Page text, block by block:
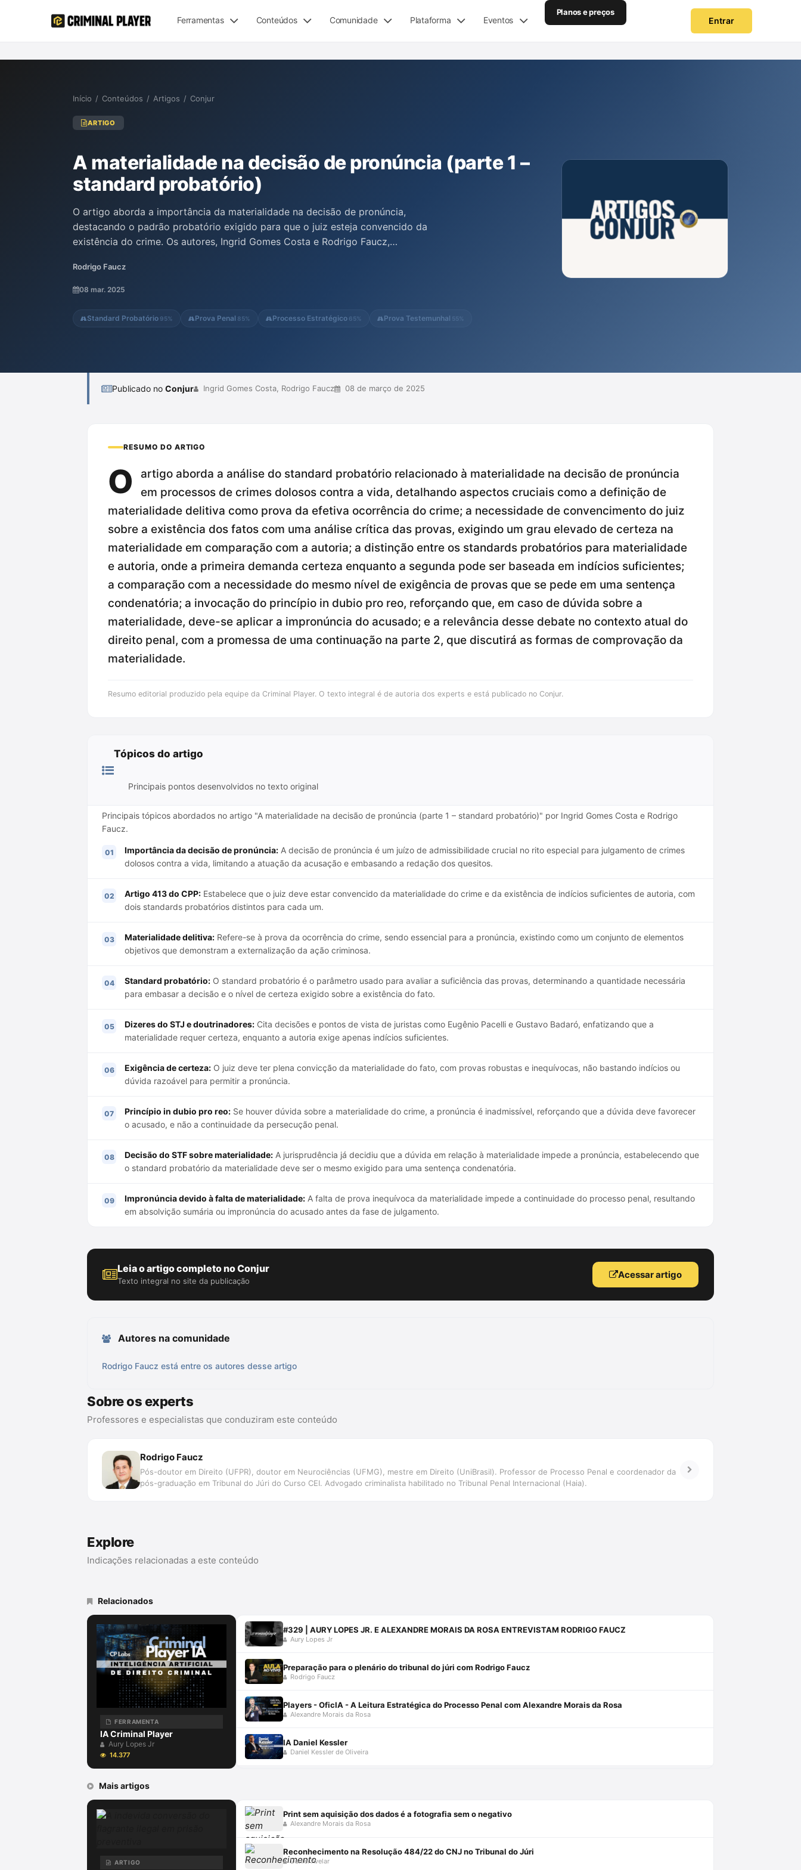
Ferramentas Conteúdos Comunidade Plataforma Eventos
Planos e preços
Entrar
Início / Conteúdos / Artigos / Conjur
ARTIGO
A materialidade na decisão de pronúncia (parte 1 –
standard probatório)
O artigo aborda a importância da materialidade na decisão de pronúncia,
destacando o padrão probatório exigido para que o juiz esteja convencido da
existência do crime. Os autores, Ingrid Gomes Costa e Rodrigo Faucz,
autoria, enfatizando que a certeza sobre a materialidade é imprescindível,
enquanto a autoria pode ser comprovada por indícios. A análise crítica das
Rodrigo Faucz
08 mar. 2025
Standard Probatório 95% Prova Penal 85% Processo Estratégico 65% Prova Testemunhal 55%
Publicado no Conjur Ingrid Gomes Costa, Rodrigo Faucz 08 de março de 2025
RESUMO DO ARTIGO
O
artigo aborda a análise do standard probatório relacionado à materialidade na decisão de pronúncia
em processos de crimes dolosos contra a vida, detalhando aspectos cruciais como a definição de
materialidade delitiva como prova da efetiva ocorrência do crime; a necessidade de convencimento do juiz
sobre a existência dos fatos com uma análise crítica das provas, exigindo um grau elevado de certeza na
materialidade em comparação com a autoria; a distinção entre os standards probatórios para materialidade
e autoria, onde a primeira demanda certeza enquanto a segunda pode ser baseada em indícios suficientes;
a comparação com a necessidade do mesmo nível de exigência de provas que se pede em uma sentença
condenatória; a invocação do princípio in dubio pro reo, reforçando que, em caso de dúvida sobre a
materialidade, deve-se aplicar a impronúncia do acusado; e a relevância desse debate no contexto atual do
direito penal, com a promessa de uma continuação na parte 2, que discutirá as formas de comprovação da
materialidade.
Resumo editorial produzido pela equipe da Criminal Player. O texto integral é de autoria dos experts e está publicado no Conjur.
Tópicos do artigo
Principais pontos desenvolvidos no texto original
Principais tópicos abordados no artigo "A materialidade na decisão de pronúncia (parte 1 – standard probatório)" por Ingrid Gomes Costa e Rodrigo
Faucz.
Importância da decisão de pronúncia: A decisão de pronúncia é um juízo de admissibilidade crucial no rito especial para julgamento de crimes
dolosos contra a vida, limitando a atuação da acusação e embasando a redação dos quesitos.
Artigo 413 do CPP: Estabelece que o juiz deve estar convencido da materialidade do crime e da existência de indícios suficientes de autoria, com
dois standards probatórios distintos para cada um.
Materialidade delitiva: Refere-se à prova da ocorrência do crime, sendo essencial para a pronúncia, existindo como um conjunto de elementos
objetivos que demonstram a externalização da ação criminosa.
Standard probatório: O standard probatório é o parâmetro usado para avaliar a suficiência das provas, determinando a quantidade necessária
para embasar a decisão e o nível de certeza exigido sobre a existência do fato.
Dizeres do STJ e doutrinadores: Cita decisões e pontos de vista de juristas como Eugênio Pacelli e Gustavo Badaró, enfatizando que a
materialidade requer certeza, enquanto a autoria exige apenas indícios suficientes.
Exigência de certeza: O juiz deve ter plena convicção da materialidade do fato, com provas robustas e inequívocas, não bastando indícios ou
dúvida razoável para permitir a pronúncia.
Princípio in dubio pro reo: Se houver dúvida sobre a materialidade do crime, a pronúncia é inadmissível, reforçando que a dúvida deve favorecer
o acusado, e não a continuidade da persecução penal.
Decisão do STF sobre materialidade: A jurisprudência já decidiu que a dúvida em relação à materialidade impede a pronúncia, estabelecendo que
o standard probatório da materialidade deve ser o mesmo exigido para uma sentença condenatória.
Impronúncia devido à falta de materialidade: A falta de prova inequívoca da materialidade impede a continuidade do processo penal, resultando
em absolvição sumária ou impronúncia do acusado antes da fase de julgamento.
Leia o artigo completo no Conjur
Texto integral no site da publicação
Acessar artigo
Autores na comunidade
Rodrigo Faucz está entre os autores desse artigo
Sobre os experts
Professores e especialistas que conduziram este conteúdo
Rodrigo Faucz
Pós-doutor em Direito (UFPR), doutor em Neurociências (UFMG), mestre em Direito (UniBrasil). Professor de Processo Penal e coordenador da
pós-graduação em Tribunal do Júri do Curso CEI. Advogado criminalista habilitado no Tribunal Penal Internacional (Haia).
Explore
Indicações relacionadas a este conteúdo
Relacionados
FERRAMENTA
IA Criminal Player
Aury Lopes Jr
14.377
#329 | AURY LOPES JR. E ALEXANDRE MORAIS DA ROSA ENTREVISTAM RODRIGO FAUCZ
Aury Lopes Jr
Preparação para o plenário do tribunal do júri com Rodrigo Faucz
Rodrigo Faucz
Players - OficIA - A Leitura Estratégica do Processo Penal com Alexandre Morais da Rosa
Alexandre Morais da Rosa
IA Daniel Kessler
Daniel Kessler de Oliveira
Mais artigos
ARTIGO
Print sem aquisição dos dados é a fotografia sem o negativo
Alexandre Morais da Rosa
Reconhecimento na Resolução 484/22 do CNJ no Tribunal do Júri
Daniel Avelar